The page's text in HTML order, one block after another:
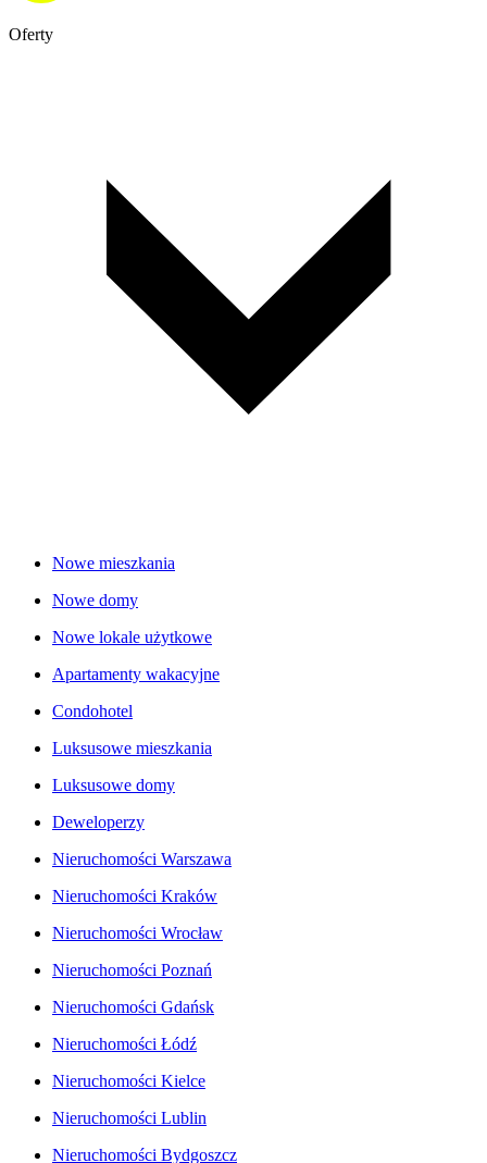
Oferty
Nowe mieszkania
Nowe domy
Nowe lokale użytkowe
Apartamenty wakacyjne
Condohotel
Luksusowe mieszkania
Luksusowe domy
Deweloperzy
Nieruchomości Warszawa
Nieruchomości Kraków
Nieruchomości Wrocław
Nieruchomości Poznań
Nieruchomości Gdańsk
Nieruchomości Łódź
Nieruchomości Kielce
Nieruchomości Lublin
Nieruchomości Bydgoszcz